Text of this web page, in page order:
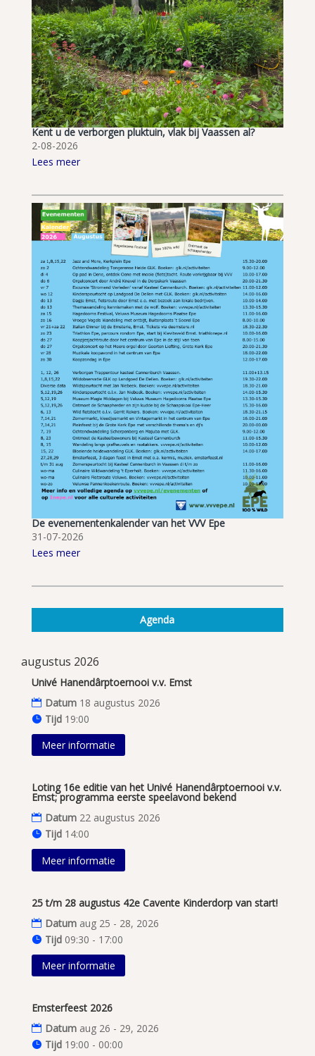
Kent u de verborgen pluktuin, vlak bij Vaassen al?
2-08-2026
Lees meer
De evenementenkalender van het VVV Epe
31-07-2026
Lees meer
Agenda
augustus 2026
Univé Hanendârptoernooi v.v. Emst
Datum 18 augustus 2026
Tijd 19:00
Meer informatie
Loting 16e editie van het Univé Hanendârptoernooi v.v.
Emst; programma eerste speelavond bekend
Datum 22 augustus 2026
Tijd 14:00
Meer informatie
25 t/m 28 augustus 42e Cavente Kinderdorp van start!
Datum aug 25 - 28, 2026
Tijd 09:30 - 17:00
Meer informatie
Emsterfeest 2026
Datum aug 26 - 29, 2026
Tijd 19:00 - 00:00